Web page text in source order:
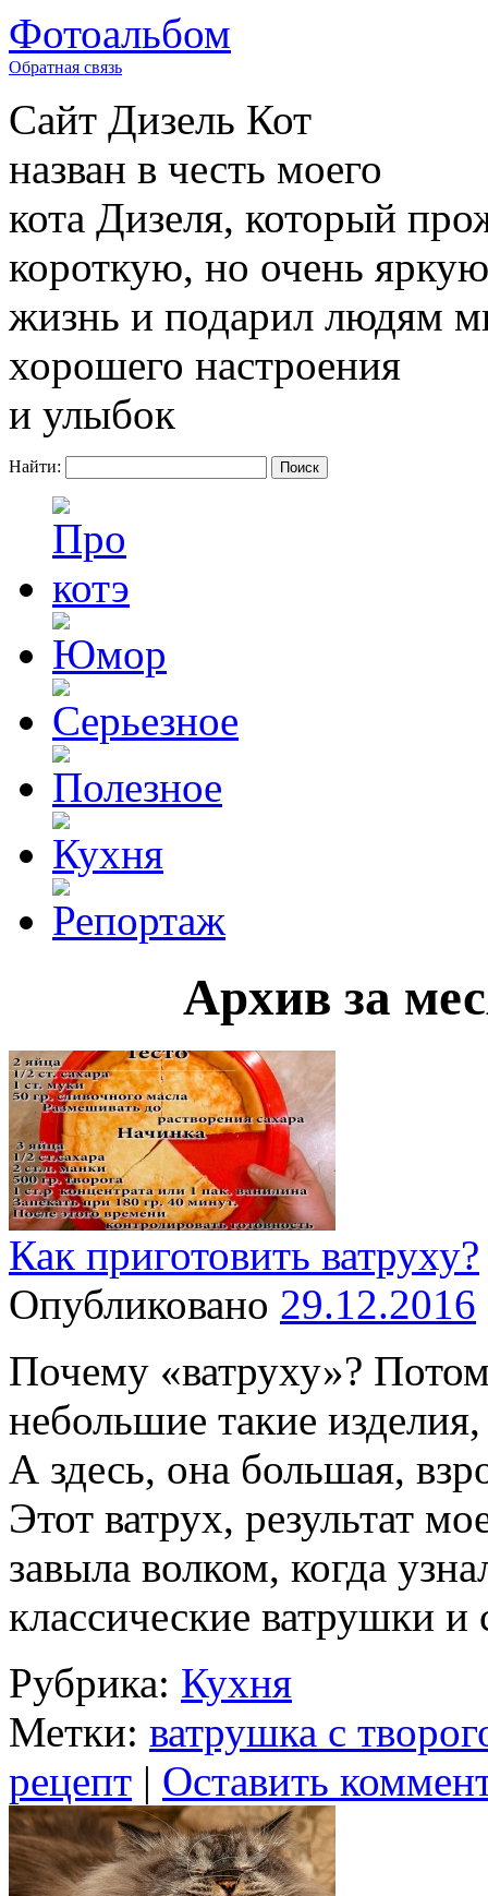
Фотоальбом
Обратная связь
Сайт Дизель Кот
назван в честь моего
кота Дизеля, который
короткую, но очень яркую
жизнь и подарил людям
хорошего настроения
и улыбок
Найти:
Архив за
Как приготовить ватруху?
Опубликовано 29.12.2016
Почему «ватруху»?
небольшие такие
А здесь, она большая,
Этот ватрух, результат
завыла волком, когда
классические ватрушки
Рубрика: Кухня
Метки: ватрушка с
рецепт | Оставить